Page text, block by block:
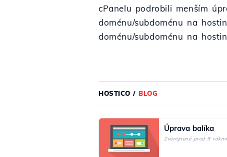
cPanelu podrobili menším
doménu/subdoménu na
doménu/subdoménu na
HOSTICO / BLOG
Úprava balíka
Zverejnené pred 9 rokmi